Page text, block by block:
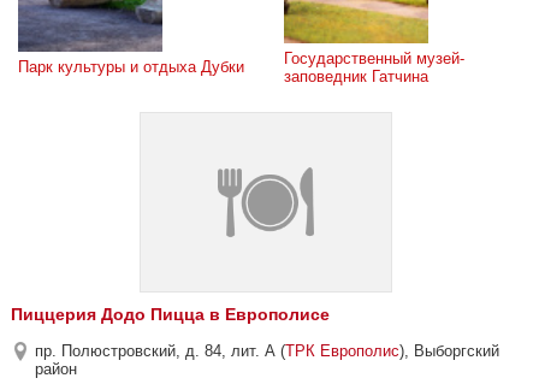
Парк культуры и отдыха Дубки
Государственный музей-
заповедник Гатчина
Пиццерия Додо Пицца в Европолисе
пр. Полюстровский, д. 84, лит. А (ТРК Европолис), Выборгский
район